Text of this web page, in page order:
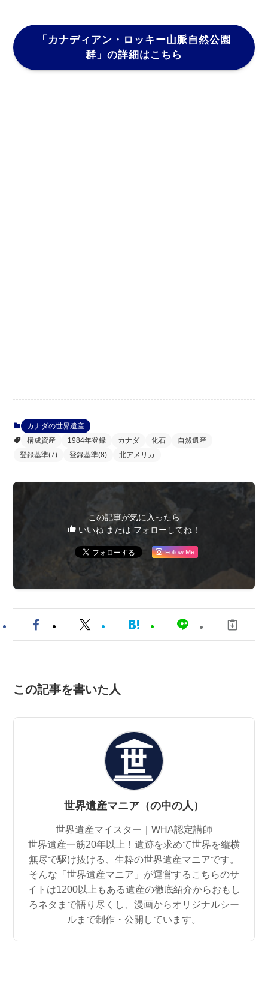
「カナディアン・ロッキー山脈自然公園
群」 の詳細はこちら
カナダの世界遺産
構成資産
1984年登録 カナダ 化石
自然遺産
登録基準(7)
登録基準(8) 北アメリカ
この記事が気に入ったら
いいね または フォローしてね！
Follow Me
この記事を書いた人
世界遺産マニア（の中の人）
世界遺産マイスター｜WHA認定講師
世界遺産一筋20年以上！遺跡を求めて世界を縦横
無尽で駆け抜ける、生粋の世界遺産マニアです。
そんな「世界遺産マニア」が運営するこちらのサ
イトは1200以上もある遺産の徹底紹介からおもし
ろネタまで語り尽くし、漫画からオリジナルシー
ルまで制作・公開しています。